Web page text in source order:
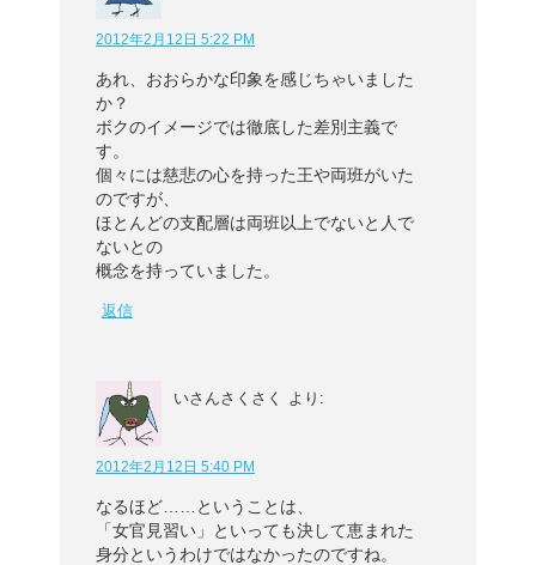
2012年2月12日 5:22 PM
あれ、おおらかな印象を感じちゃいました
か？
ボクのイメージでは徹底した差別主義で
す。
個々には慈悲の心を持った王や両班がいた
のですが、
ほとんどの支配層は両班以上でないと人で
ないとの
概念を持っていました。
返信
いさんさくさく より:
2012年2月12日 5:40 PM
なるほど……ということは、
「女官見習い」といっても決して恵まれた
身分というわけではなかったのですね。